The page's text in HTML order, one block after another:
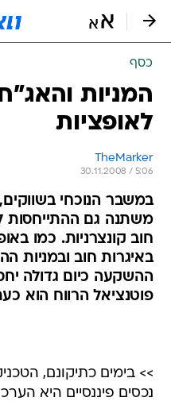
כסף
המניות
לאופציות
TheMarker
30.11.2008 / 5:06
במשבר הנוכחי
משתנה גם ההתייחסות
חוב קונצרניות. כמו
באיגרות חוב ובמניות
ההשקעה כיום גדולה
פוטנציאל הרווח הוא
>> בימים כתיקונם,
נכסים פיננסיים היא